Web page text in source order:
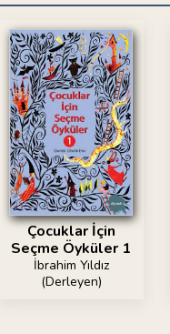
Çocuklar İçin
Seçme Öyküler 1
İbrahim Yıldız
(Derleyen)